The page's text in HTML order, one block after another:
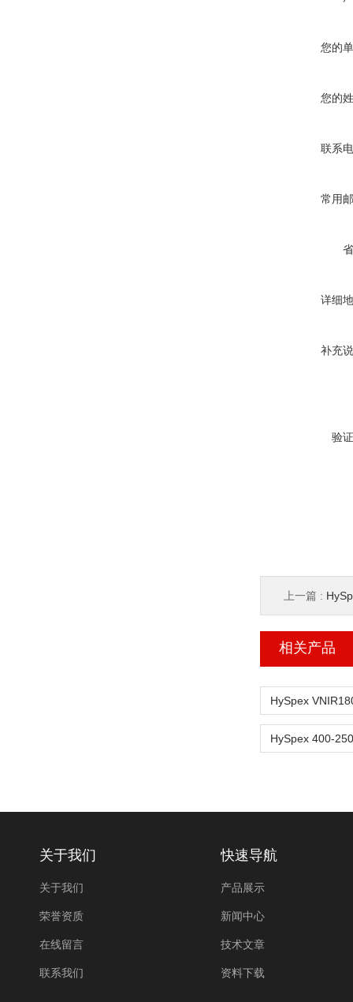
您的
您的
联系
常用
详细
补充
验
上一篇 :
相关产品
关于我们
关于我们
荣誉资质
在线留言
联系我们
快速导航
产品展示
新闻中心
技术文章
资料下载